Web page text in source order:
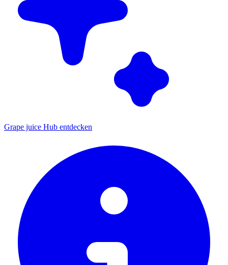
Grape juice Hub entdecken